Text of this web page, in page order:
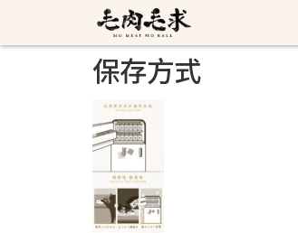
保存方式